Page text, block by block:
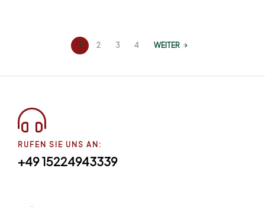
1 2 3 4 WEITER
RUFEN SIE UNS AN:
+49 15224943339